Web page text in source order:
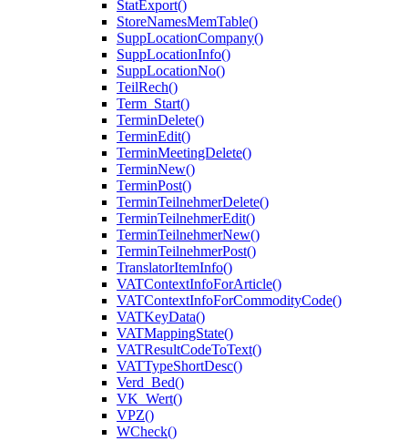
StatExport()
StoreNamesMemTable()
SuppLocationCompany()
SuppLocationInfo()
SuppLocationNo()
TeilRech()
Term_Start()
TerminDelete()
TerminEdit()
TerminMeetingDelete()
TerminNew()
TerminPost()
TerminTeilnehmerDelete()
TerminTeilnehmerEdit()
TerminTeilnehmerNew()
TerminTeilnehmerPost()
TranslatorItemInfo()
VATContextInfoForArticle()
VATContextInfoForCommodityCode()
VATKeyData()
VATMappingState()
VATResultCodeToText()
VATTypeShortDesc()
Verd_Bed()
VK_Wert()
VPZ()
WCheck()